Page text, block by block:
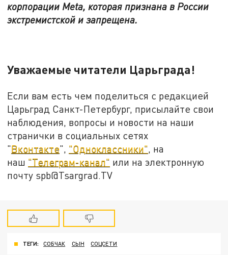
корпорации Meta, которая признана в России
экстремистской и запрещена.
Уважаемые читатели Царьграда!
Если вам есть чем поделиться с редакцией
Царьград Санкт-Петербург, присылайте свои
наблюдения, вопросы и новости на наши
странички в социальных сетях
"Вконтакте", "Одноклассники", на
наш "Телеграм-канал" или на электронную
почту spb@Tsargrad.TV
ТЕГИ: СОБЧАК СЫН СОЦСЕТИ